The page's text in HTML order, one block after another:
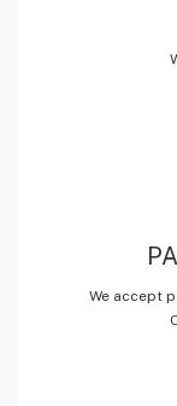
We accept